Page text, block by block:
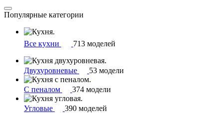
Популярные категории
Все кухни 713 моделей
Двухуровневые 53 модели
С пеналом 374 модели
Угловые 390 моделей